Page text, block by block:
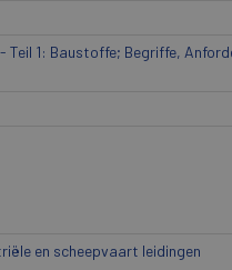
1: Baustoffe; Begriffe,
en scheepvaart leidingen